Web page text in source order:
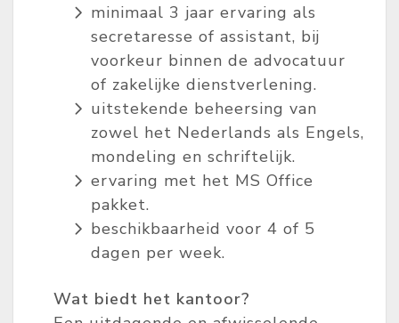
minimaal 3 jaar ervaring als
secretaresse of assistant, bij
voorkeur binnen de advocatuur
of zakelijke dienstverlening.
uitstekende beheersing van
zowel het Nederlands als Engels,
mondeling en schriftelijk.
ervaring met het MS Office
pakket.
beschikbaarheid voor 4 of 5
dagen per week.
Wat biedt het kantoor?